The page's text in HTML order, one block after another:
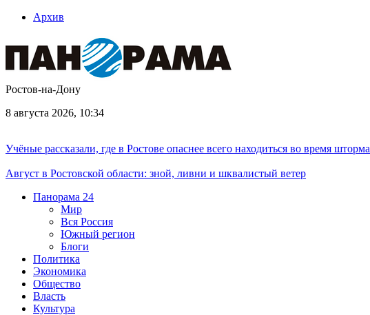
Архив
Ростов-на-Дону
8 августа 2026, 10:34
Учёные рассказали, где в Ростове опаснее всего находиться во время шторма
Август в Ростовской области: зной, ливни и шквалистый ветер
Панорама 24
Мир
Вся Россия
Южный регион
Блоги
Политика
Экономика
Общество
Власть
Культура